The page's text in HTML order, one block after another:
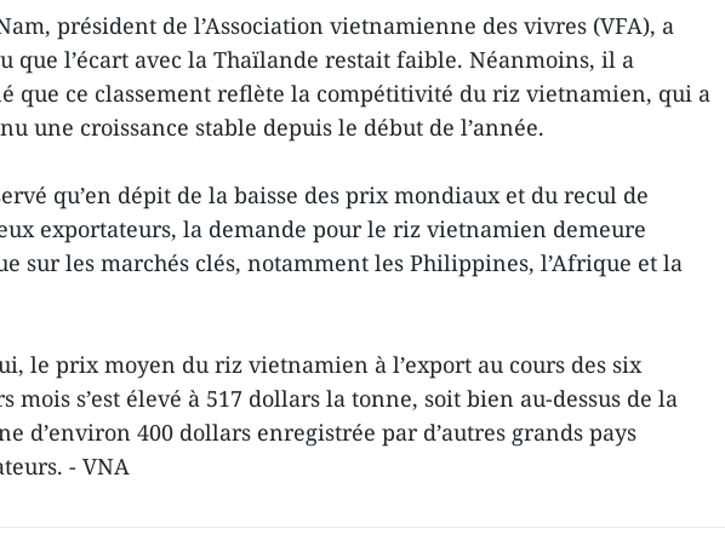
président de l’Association vietnamienne des vivres (VFA), a
que l’écart avec la Thaïlande restait faible. Néanmoins, il a
que ce classement reflète la compétitivité du riz vietnamien, qui a
une croissance stable depuis le début de l’année.
qu’en dépit de la baisse des prix mondiaux et du recul de
exportateurs, la demande pour le riz vietnamien demeure
sur les marchés clés, notamment les Philippines, l’Afrique et la
le prix moyen du riz vietnamien à l’export au cours des six
mois s’est élevé à 517 dollars la tonne, soit bien au-dessus de la
d’environ 400 dollars enregistrée par d’autres grands pays
- VNA